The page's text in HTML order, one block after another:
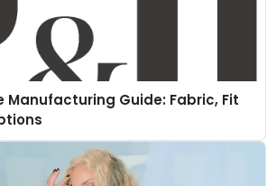
Manufacturing Guide: Fabric, Fit